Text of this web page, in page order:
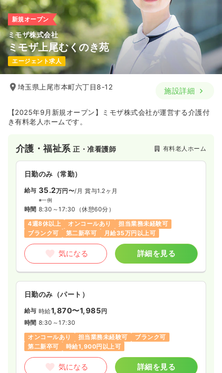
新規オープン
ミモザ株式会社
ミモザ上尾むくのき苑
エージェント求人
埼玉県上尾市本町六丁目8-12 施設詳細
【2025年9月新規オープン】ミモザ株式会社が運営する介護付
き有料老人ホームです。
介護・福祉系正・准看護師 有料老人ホーム
日勤のみ（常勤）
給与 35.2万円〜/月 賞与1.2ヶ月
※一例
時間 8:30～17:30 （休憩60分）
4週8休以上
オンコールあり
担当業務未経験可
ブランク可
第二新卒可 月給35万円以上可
気になる 詳細を見る
日勤のみ（パート）
給与 時給1,870〜1,985円
時間 8:30～17:30
オンコールあり
担当業務未経験可
ブランク可
第二新卒可
時給1,900円以上可
気になる 詳細を見る